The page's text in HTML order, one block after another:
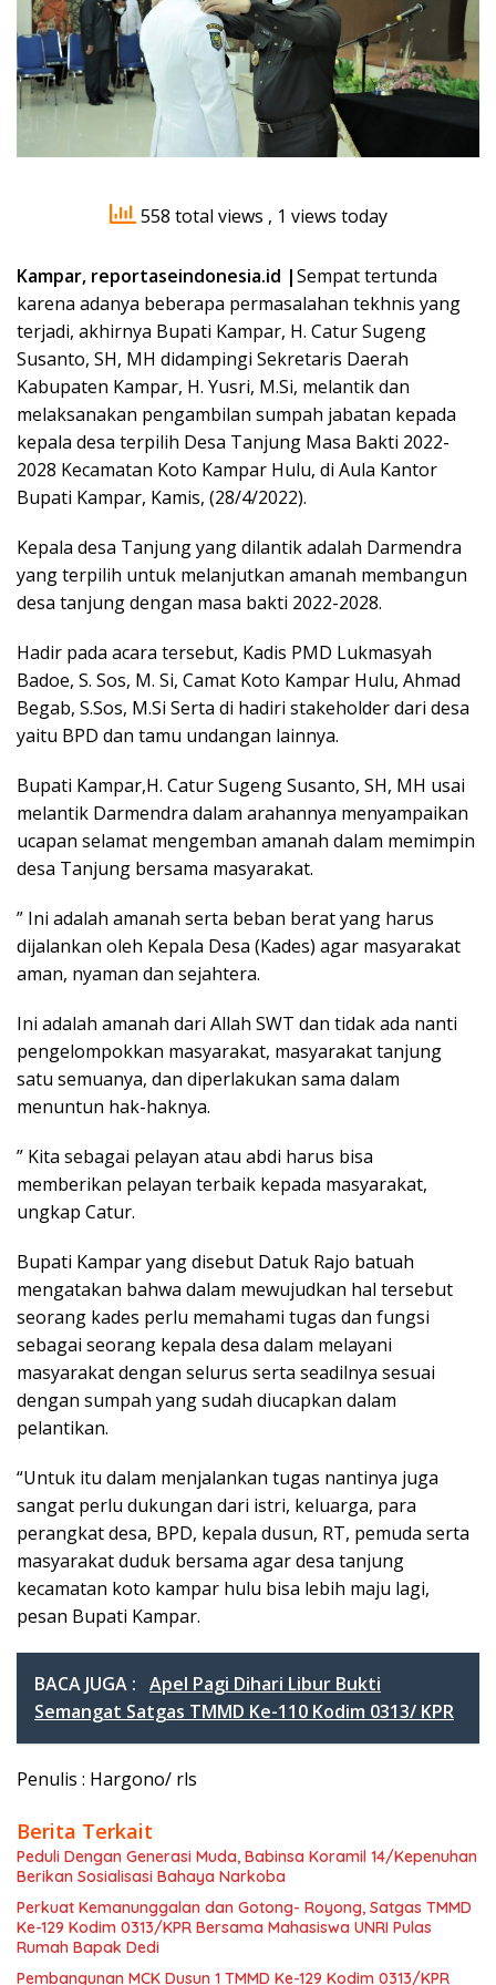
558 total views , 1 views today
Kampar, reportaseindonesia.id |Sempat tertunda
karena adanya beberapa permasalahan tekhnis yang
terjadi, akhirnya Bupati Kampar, H. Catur Sugeng
Susanto, SH, MH didampingi Sekretaris Daerah
Kabupaten Kampar, H. Yusri, M.Si, melantik dan
melaksanakan pengambilan sumpah jabatan kepada
kepala desa terpilih Desa Tanjung Masa Bakti 2022-
2028 Kecamatan Koto Kampar Hulu, di Aula Kantor
Bupati Kampar, Kamis, (28/4/2022).
Kepala desa Tanjung yang dilantik adalah Darmendra
yang terpilih untuk melanjutkan amanah membangun
desa tanjung dengan masa bakti 2022-2028.
Hadir pada acara tersebut, Kadis PMD Lukmasyah
Badoe, S. Sos, M. Si, Camat Koto Kampar Hulu, Ahmad
Begab, S.Sos, M.Si Serta di hadiri stakeholder dari desa
yaitu BPD dan tamu undangan lainnya.
Bupati Kampar,H. Catur Sugeng Susanto, SH, MH usai
melantik Darmendra dalam arahannya menyampaikan
ucapan selamat mengemban amanah dalam memimpin
desa Tanjung bersama masyarakat.
” Ini adalah amanah serta beban berat yang harus
dijalankan oleh Kepala Desa (Kades) agar masyarakat
aman, nyaman dan sejahtera.
Ini adalah amanah dari Allah SWT dan tidak ada nanti
pengelompokkan masyarakat, masyarakat tanjung
satu semuanya, dan diperlakukan sama dalam
menuntun hak-haknya.
” Kita sebagai pelayan atau abdi harus bisa
memberikan pelayan terbaik kepada masyarakat,
ungkap Catur.
Bupati Kampar yang disebut Datuk Rajo batuah
mengatakan bahwa dalam mewujudkan hal tersebut
seorang kades perlu memahami tugas dan fungsi
sebagai seorang kepala desa dalam melayani
masyarakat dengan selurus serta seadilnya sesuai
dengan sumpah yang sudah diucapkan dalam
pelantikan.
“Untuk itu dalam menjalankan tugas nantinya juga
sangat perlu dukungan dari istri, keluarga, para
perangkat desa, BPD, kepala dusun, RT, pemuda serta
masyarakat duduk bersama agar desa tanjung
kecamatan koto kampar hulu bisa lebih maju lagi,
pesan Bupati Kampar.
BACA JUGA : Apel Pagi Dihari Libur Bukti
Semangat Satgas TMMD Ke-110 Kodim 0313/ KPR
Penulis : Hargono/ rls
Berita Terkait
Peduli Dengan Generasi Muda, Babinsa Koramil 14/Kepenuhan
Berikan Sosialisasi Bahaya Narkoba
Perkuat Kemanunggalan dan Gotong- Royong, Satgas TMMD
Ke-129 Kodim 0313/KPR Bersama Mahasiswa UNRI Pulas
Rumah Bapak Dedi
Pembangunan MCK Dusun 1 TMMD Ke-129 Kodim 0313/KPR